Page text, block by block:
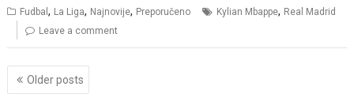
Fudbal, La Liga, Najnovije, Preporučeno Kylian Mbappe, Real Madrid
Leave a comment
Posts
navigation
Older posts